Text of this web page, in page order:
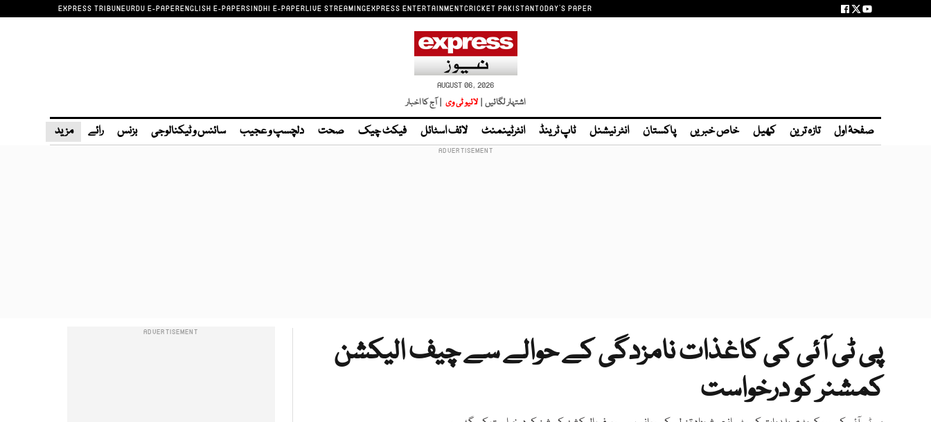
EXPRESS TRIBUNEURDU E-PAPERENGLISH E-PAPERSINDHI E-PAPERLIVE STREAMINGEXPRESS ENTERTAINMENTCRICKET PAKISTANTODAY'S PAPER
AUGUST 06, 2026
اشتہار لگائیں | لائیو ٹی وی | آج کا اخبار
صفحۂ اول تازہ ترین کھیل خاص خبریں پاکستان انٹر نیشنل ٹاپ ٹرینڈ انٹرٹینمنٹ لائف اسٹائل فیکٹ چیک صحت دلچسپ و عجیب سائنس و ٹیکنالوجی بزنس رائے مزید
پی ٹی آئی کی کاغذات نامزدگی کے حوالے سے چیف الیکشن
کمشنر کو درخواست